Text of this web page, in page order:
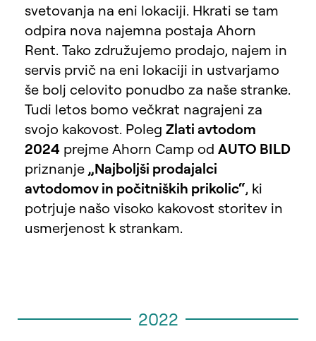
svetovanja na eni lokaciji. Hkrati se tam
odpira nova najemna postaja Ahorn
Rent. Tako združujemo prodajo, najem in
servis prvič na eni lokaciji in ustvarjamo
še bolj celovito ponudbo za naše stranke.
Tudi letos bomo večkrat nagrajeni za
svojo kakovost. Poleg Zlati avtodom
2024 prejme Ahorn Camp od AUTO BILD
priznanje „Najboljši prodajalci
avtodomov in počitniških prikolic“, ki
potrjuje našo visoko kakovost storitev in
usmerjenost k strankam.
2022